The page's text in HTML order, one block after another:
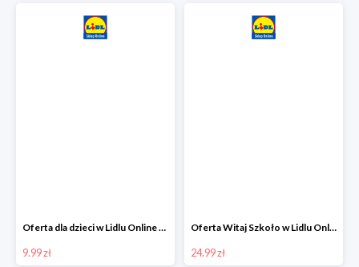
Oferta dla dzieci w Lidlu Online od 9,99 zł
9.99 zł
Oferta Witaj Szkoło w Lidlu Online od 24,99 zł
24.99 zł